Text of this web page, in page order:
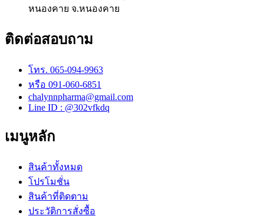
หนองคาย จ.หนองคาย
ติดต่อสอบถาม
โทร. 065-094-9963
หรือ 091-060-6851
chalynnpharma@gmail.com
Line ID : @302vfkdq
เมนูหลัก
สินค้าทั้งหมด
โปรโมชั่น
สินค้าที่ติดตาม
ประวัติการสั่งซื้อ